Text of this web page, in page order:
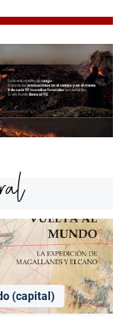
(capital)